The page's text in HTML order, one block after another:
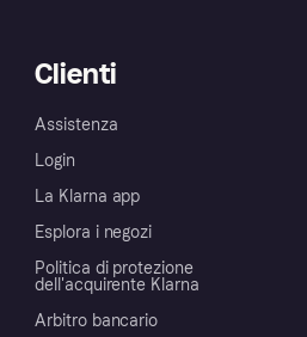
Clienti
Assistenza
Login
La Klarna app
Esplora i negozi
Politica di protezione
dell'acquirente Klarna
Arbitro bancario